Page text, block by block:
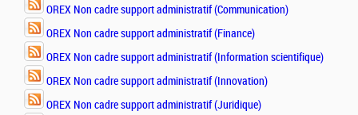
OREX Non cadre support administratif (Communication)
OREX Non cadre support administratif (Finance)
OREX Non cadre support administratif (Information scientifique)
OREX Non cadre support administratif (Innovation)
OREX Non cadre support administratif (Juridique)